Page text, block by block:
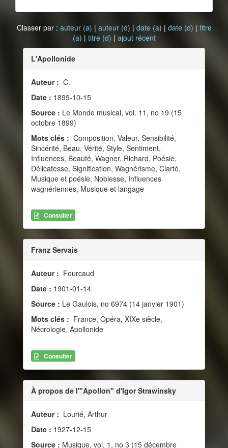
Classer par : auteur (a) | auteur (d) | date (a) | date (d) | titre
(a) | titre (d) | ajout récent
L'Apollonide
Auteur : C.
Date : 1899-10-15
Source : Le Monde musical, vol. 11, no 19 (15
octobre 1899)
Mots clés : Composition, Valeur, Sensibilité,
Sincérité, Beau, Vérité, Style, Sentiment,
Influences, Beauté, Wagner, Richard, Poésie,
Délicatesse, Signification, Wagnérisme, Clarté,
Musique et poésie, Noblesse, Influences
wagnériennes, Musique et langage
Consulter
Franz Servais
Auteur : Fourcaud
Date : 1901-01-14
Source : Le Gaulois, no 6974 (14 janvier 1901)
Mots clés : France, Opéra, XIXe siècle,
Nécrologie, Apollonide
Consulter
À propos de l'"Apollon" d'Igor Strawinsky
Auteur : Lourié, Arthur
Date : 1927-12-15
Source : Musique, vol. 1, no 3 (15 décembre